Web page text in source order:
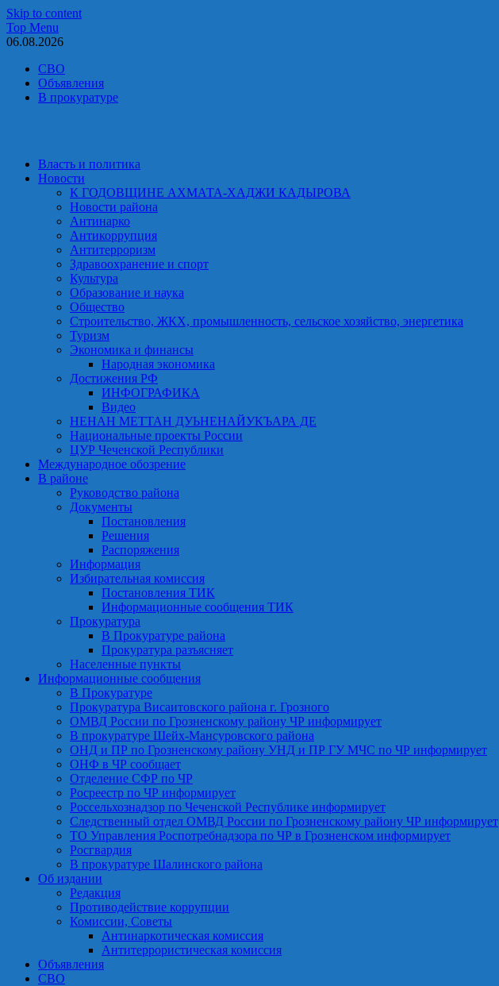
Skip to content
Top Menu
06.08.2026
СВО
Объявления
В прокуратуре
Власть и политика
Новости
К ГОДОВЩИНЕ АХМАТА-ХАДЖИ КАДЫРОВА
Новости района
Антинарко
Антикоррупция
Антитерроризм
Здравоохранение и спорт
Культура
Образование и наука
Общество
Строительство, ЖКХ, промышленность, сельское хозяйство, энергетика
Туризм
Экономика и финансы
Народная экономика
Достижения РФ
ИНФОГРАФИКА
Видео
НЕНАН МЕТТАН ДУЬНЕНАЙУКЪАРА ДЕ
Национальные проекты России
ЦУР Чеченской Республики
Международное обозрение
В районе
Руководство района
Документы
Постановления
Решения
Распоряжения
Информация
Избирательная комиссия
Постановления ТИК
Информационные сообщения ТИК
Прокуратура
В Прокуратуре района
Прокуратура разъясняет
Населенные пункты
Информационные сообщения
В Прокуратуре
Прокуратура Висаитовского района г. Грозного
ОМВД России по Грозненскому району ЧР информирует
В прокуратуре Шейх-Мансуровского района
ОНД и ПР по Грозненскому району УНД и ПР ГУ МЧС по ЧР информирует
ОНФ в ЧР сообщает
Отделение СФР по ЧР
Росреестр по ЧР информирует
Россельхознадзор по Чеченской Республике информирует
Следственный отдел ОМВД России по Грозненскому району ЧР информирует
ТО Управления Роспотребнадзора по ЧР в Грозненском информирует
Росгвардия
В прокуратуре Шалинского района
Об издании
Редакция
Противодействие коррупции
Комиссии, Советы
Антинаркотическая комиссия
Антитеррористическая комиссия
Объявления
СВО